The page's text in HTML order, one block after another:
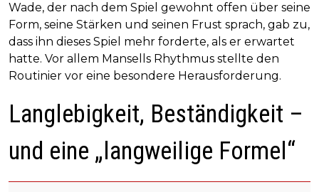
Wade, der nach dem Spiel gewohnt offen über seine
Form, seine Stärken und seinen Frust sprach, gab zu,
dass ihn dieses Spiel mehr forderte, als er erwartet
hatte. Vor allem Mansells Rhythmus stellte den
Routinier vor eine besondere Herausforderung.
Langlebigkeit, Beständigkeit –
und eine „langweilige Formel“